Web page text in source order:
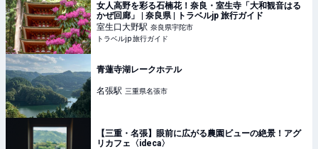
女人高野を彩る石楠花！奈良・室生寺「大和観音はる
かぜ回廊」 | 奈良県 | トラベルjp 旅行ガイド
室生口大野駅 奈良県宇陀市
トラベルjp 旅行ガイド
青蓮寺湖レークホテル
名張駅 三重県名張市
【三重・名張】眼前に広がる農園ビューの絶景！アグ
リカフェ〈ideca〉